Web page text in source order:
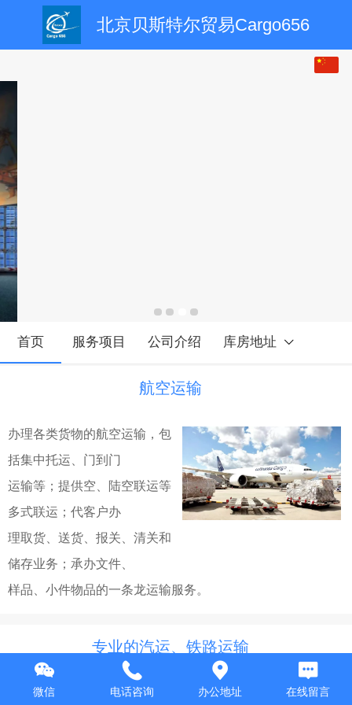
北京贝斯特尔贸易Cargo656
首页 服务项目 公司介绍 库房地址
航空运输
办理各类货物的航空运输，包
括集中托运、门到门
运输等；提供空、陆空联运等
多式联运；代客户办
理取货、送货、报关、清关和
储存业务；承办文件、
样品、小件物品的一条龙运输服务。
专业的汽运、铁路运输
本公司已有从事10年的
微信 电话咨询 办公地址 在线留言